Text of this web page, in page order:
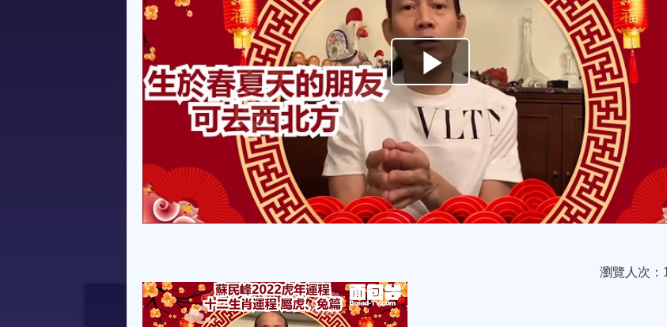
Video
瀏覽人次：